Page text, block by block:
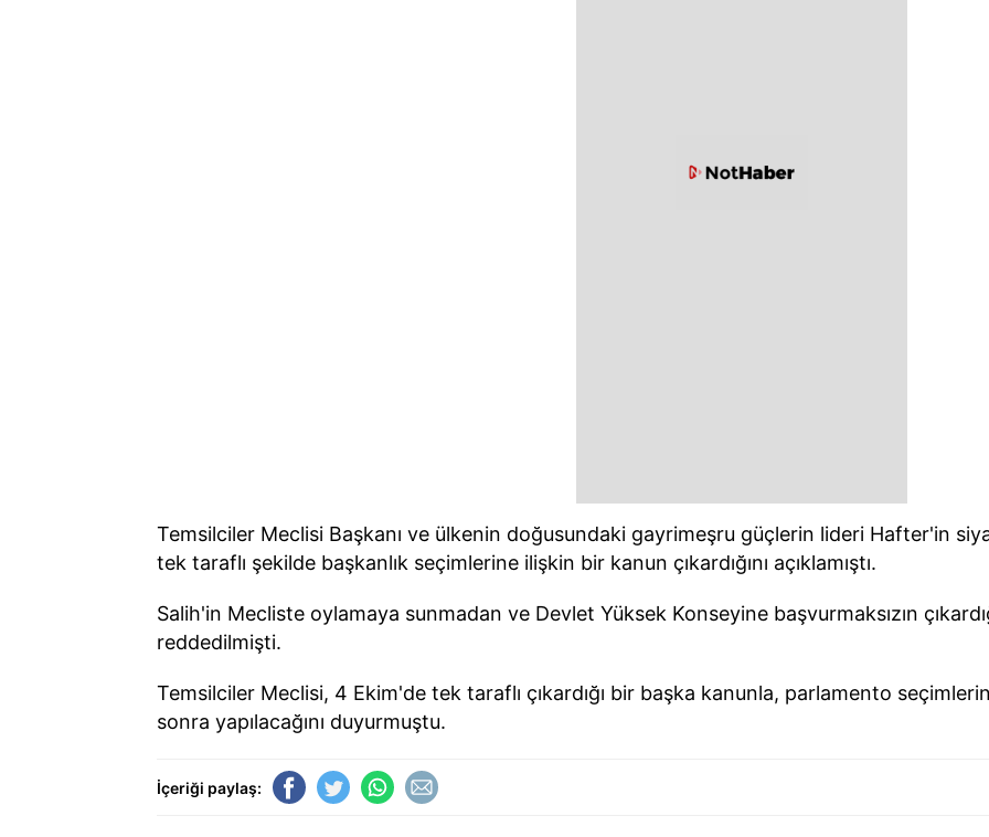
Temsilciler Meclisi Başkanı ve ülkenin doğusundaki gayrimeşru güçlerin lideri Hafter'in
tek taraflı şekilde başkanlık seçimlerine ilişkin bir kanun çıkardığını açıklamıştı.
Salih'in Mecliste oylamaya sunmadan ve Devlet Yüksek Konseyine başvurmaksızın
reddedilmişti.
Temsilciler Meclisi, 4 Ekim'de tek taraflı çıkardığı bir başka kanunla, parlamento
sonra yapılacağını duyurmuştu.
İçeriği paylaş: